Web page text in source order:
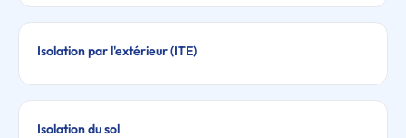
Isolation par l'extérieur (ITE)
Isolation du sol